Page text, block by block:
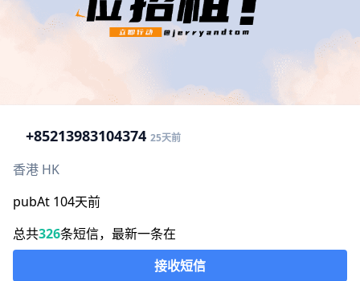
+85213983104374 25天前
香港 HK
pubAt 104天前
总共326条短信，最新一条在
接收短信